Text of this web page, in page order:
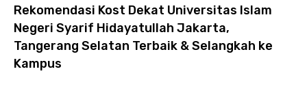
Rekomendasi Kost Dekat Universitas Islam
Negeri Syarif Hidayatullah Jakarta,
Tangerang Selatan Terbaik & Selangkah ke
Kampus